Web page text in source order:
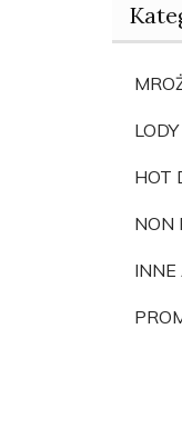
LODY
HOT
NON
INNE